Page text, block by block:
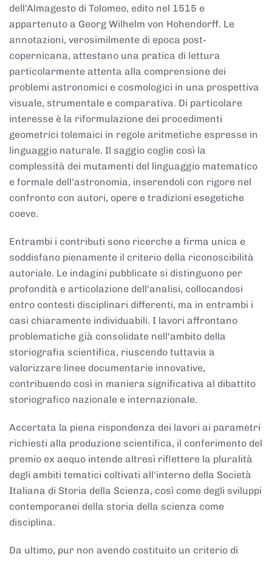
dell'Almagesto di Tolomeo, edito nel 1515 e
appartenuto a Georg Wilhelm von Hohendorff. Le
annotazioni, verosimilmente di epoca post-
copernicana, attestano una pratica di lettura
particolarmente attenta alla comprensione dei
problemi astronomici e cosmologici in una prospettiva
visuale, strumentale e comparativa. Di particolare
interesse è la riformulazione dei procedimenti
geometrici tolemaici in regole aritmetiche espresse in
linguaggio naturale. Il saggio coglie così la
complessità dei mutamenti del linguaggio matematico
e formale dell'astronomia, inserendoli con rigore nel
confronto con autori, opere e tradizioni esegetiche
coeve.
Entrambi i contributi sono ricerche a firma unica e
soddisfano pienamente il criterio della riconoscibilità
autoriale. Le indagini pubblicate si distinguono per
profondità e articolazione dell'analisi, collocandosi
entro contesti disciplinari differenti, ma in entrambi i
casi chiaramente individuabili. I lavori affrontano
problematiche già consolidate nell'ambito della
storiografia scientifica, riuscendo tuttavia a
valorizzare linee documentarie innovative,
contribuendo così in maniera significativa al dibattito
storiografico nazionale e internazionale.
Accertata la piena rispondenza dei lavori ai parametri
richiesti alla produzione scientifica, il conferimento del
premio ex aequo intende altresì riflettere la pluralità
degli ambiti tematici coltivati all'interno della Società
Italiana di Storia della Scienza, così come degli sviluppi
contemporanei della storia della scienza come
disciplina.
Da ultimo, pur non avendo costituito un criterio di